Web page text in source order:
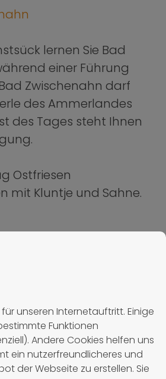
lernen Sie Bad
einer Führung
Zwischenahn darf
des Ammerlandes
des Tages steht Ihnen
Ostfriesen
mit Kluntje und Sahne.
Ostfrieslandtour
Freizeit, oder kommen
Von den
bis ins Innenland
unseren Internetauftritt. Einige
Funktionen
Andere Cookies helfen uns
ein nutzerfreundlicheres und
der Webseite zu erstellen. Sie